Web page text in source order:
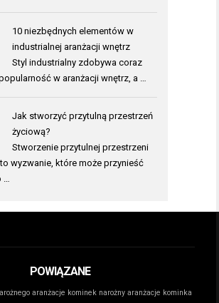
10 niezbędnych elementów w
industrialnej aranżacji wnętrz
Styl industrialny zdobywa coraz
w aranżacji wnętrz, a …
Jak stworzyć przytulną przestrzeń
życiową?
Stworzenie przytulnej przestrzeni
wyzwanie, które może przynieść
POWIĄZANE
aranżacje kominek narożny aranżacje kominka